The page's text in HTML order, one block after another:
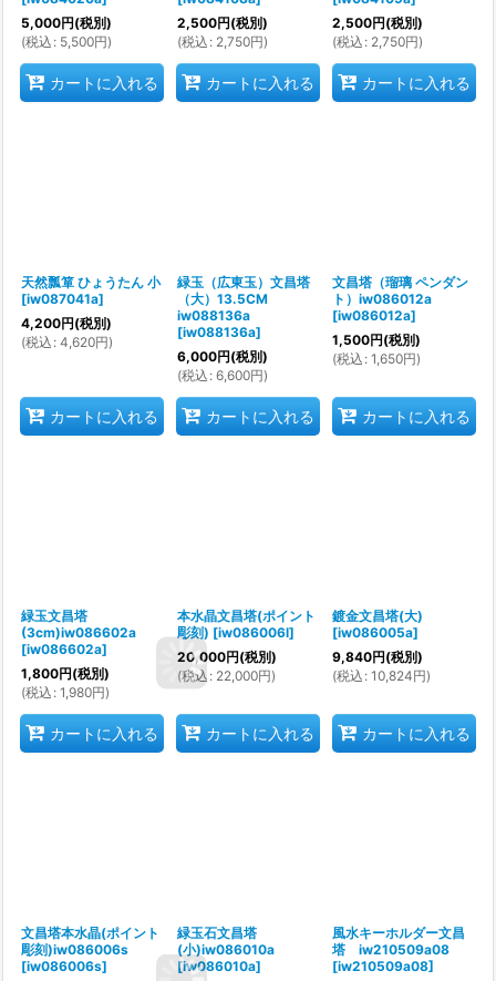
5,000円(税別)
(税込 : 5,500円)
カートに入れる
2,500円(税別)
(税込 : 2,750円)
カートに入れる
2,500円(税別)
(税込 : 2,750円)
カートに入れる
天然瓢箪 ひょうたん 小
[iw087041a]
4,200円(税別)
(税込 : 4,620円)
カートに入れる
緑玉（広東玉）文昌塔
（大）13.5CM
iw088136a
[iw088136a]
6,000円(税別)
(税込 : 6,600円)
カートに入れる
文昌塔（瑠璃 ペンダン
ト）iw086012a
[iw086012a]
1,500円(税別)
(税込 : 1,650円)
カートに入れる
緑玉文昌塔
(3cm)iw086602a
[iw086602a]
1,800円(税別)
(税込 : 1,980円)
カートに入れる
本水晶文昌塔(ポイント
彫刻) [iw086006l]
20,000円(税別)
(税込 : 22,000円)
カートに入れる
鍍金文昌塔(大)
[iw086005a]
9,840円(税別)
(税込 : 10,824円)
カートに入れる
文昌塔本水晶(ポイント
彫刻)iw086006s
[iw086006s]
緑玉石文昌塔
(小)iw086010a
[iw086010a]
風水キーホルダー文昌
塔 iw210509a08
[iw210509a08]